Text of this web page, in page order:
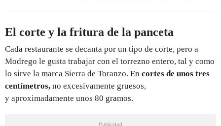
El corte y la fritura de la panceta
Cada restaurante se decanta por un tipo de corte, pero a
Modrego le gusta trabajar con el torrezno entero, tal y como
lo sirve la marca Sierra de Toranzo. En cortes de unos tres
centímetros, no excesivamente gruesos,
y aproximadamente unos 80 gramos.